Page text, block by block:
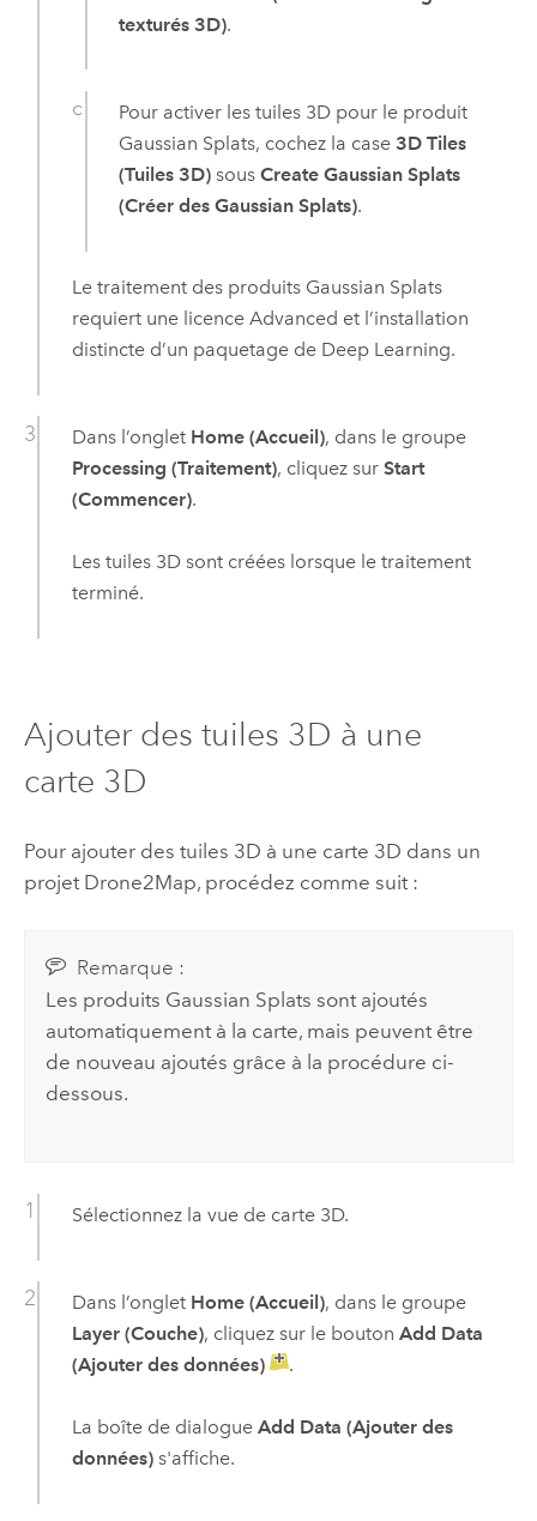
texturés 3D).
Pour activer les tuiles 3D pour le produit
Gaussian Splats, cochez la case3D Tiles
(Tuiles 3D) sousCreate Gaussian Splats
(Créer des Gaussian Splats).
Le traitement des produits Gaussian Splats
requiert une licence Advanced et l’installation
distincte d’un paquetage de Deep Learning.
Dans l’onglet Home (Accueil), dans le groupe
Processing (Traitement), cliquez sur Start
(Commencer).
Les tuiles 3D sont créées lorsque le traitement
terminé.
Ajouter des tuiles 3D à une
carte 3D
Pour ajouter des tuiles 3D à une carte 3D dans un
projet Drone2Map, procédez comme suit :
Remarque :
Les produits Gaussian Splats sont ajoutés
automatiquement à la carte, mais peuvent être
de nouveau ajoutés grâce à la procédure ci-
dessous.
Sélectionnez la vue de carte 3D.
Dans l’onglet Home (Accueil), dans le groupe
Layer (Couche), cliquez sur le bouton Add Data
(Ajouter des données)
.
La boîte de dialogue Add Data (Ajouter des
données)s'affiche.